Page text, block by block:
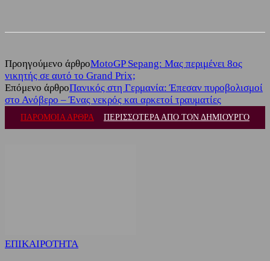
Προηγούμενο άρθροMotoGP Sepang: Μας περιμένει 8ος
νικητής σε αυτό το Grand Prix;
Επόμενο άρθροΠανικός στη Γερμανία: Έπεσαν πυροβολισμοί
στο Ανόβερο – Ένας νεκρός και αρκετοί τραυματίες
ΠΑΡΟΜΟΙΑ ΑΡΘΡΑ ΠΕΡΙΣΣΟΤΕΡΑ ΑΠΟ ΤΟΝ ΔΗΜΙΟΥΡΓΟ
ΕΠΙΚΑΙΡΟΤΗΤΑ